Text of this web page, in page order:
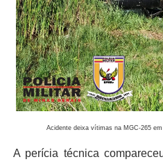
Acidente deixa vítimas na MGC-265
A perícia técnica